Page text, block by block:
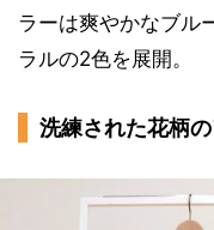
ラーは爽やかなブル
ラルの2色を展開。
洗練された花柄